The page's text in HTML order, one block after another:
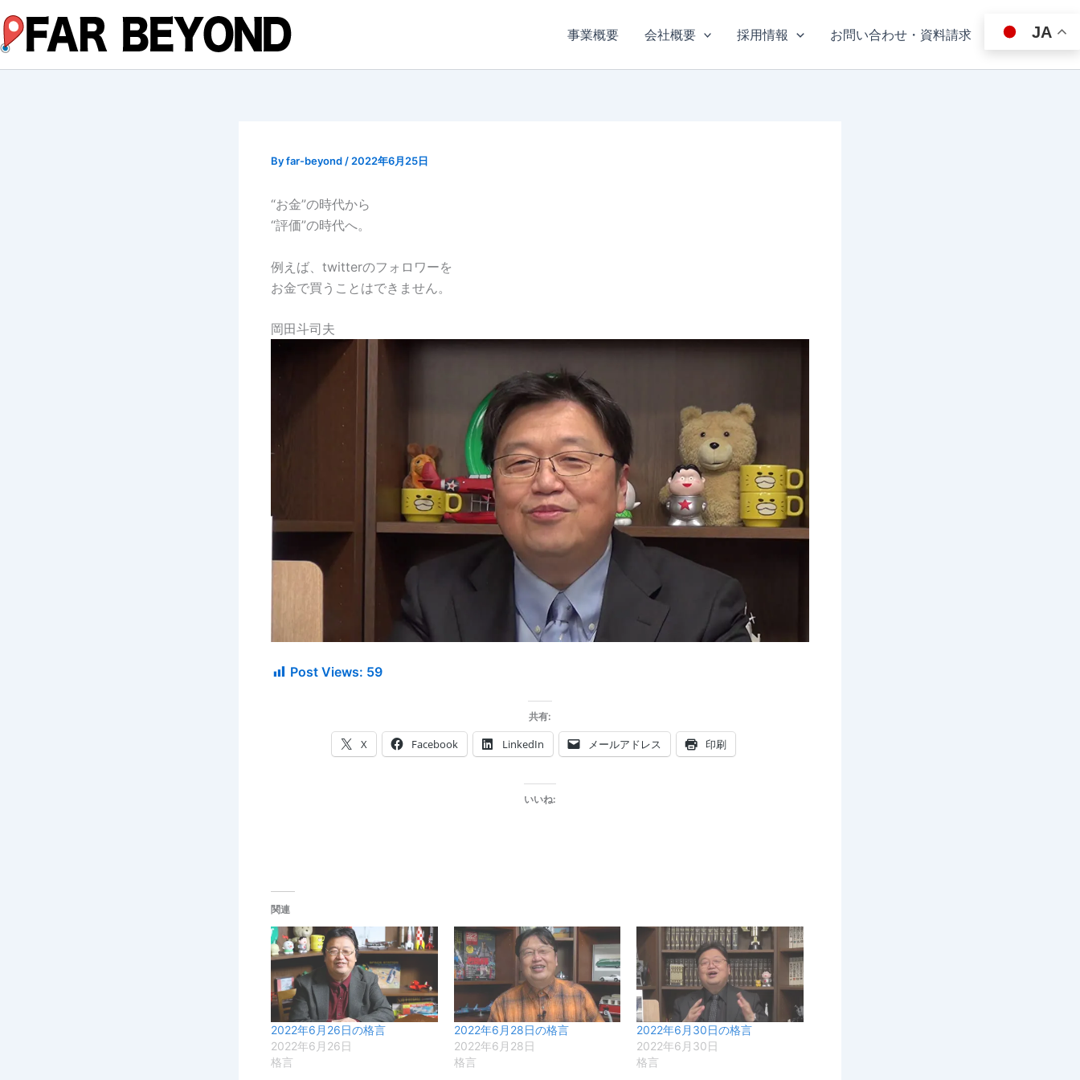
容
を
ス
事業概要 会社概要 採用情報 お問い合わせ・資料請求 JA
Byfar-beyond / 2022年6月25日
“お金”の時代から
“評価”の時代へ。
例えば、twitterのフォロワーを
お金で買うことはできません。
岡田斗司夫
Post Views: 59
共有:
X Facebook LinkedIn メールアドレス 印刷
いいね:
関連
2022年6月26日の格言
2022年6月26日
格言
2022年6月28日の格言
2022年6月28日
格言
2022年6月30日の格言
2022年6月30日
格言